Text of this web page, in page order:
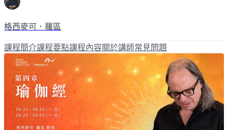
格西麥可．羅區
課程簡介課程要點課程內容關於講師常見問題